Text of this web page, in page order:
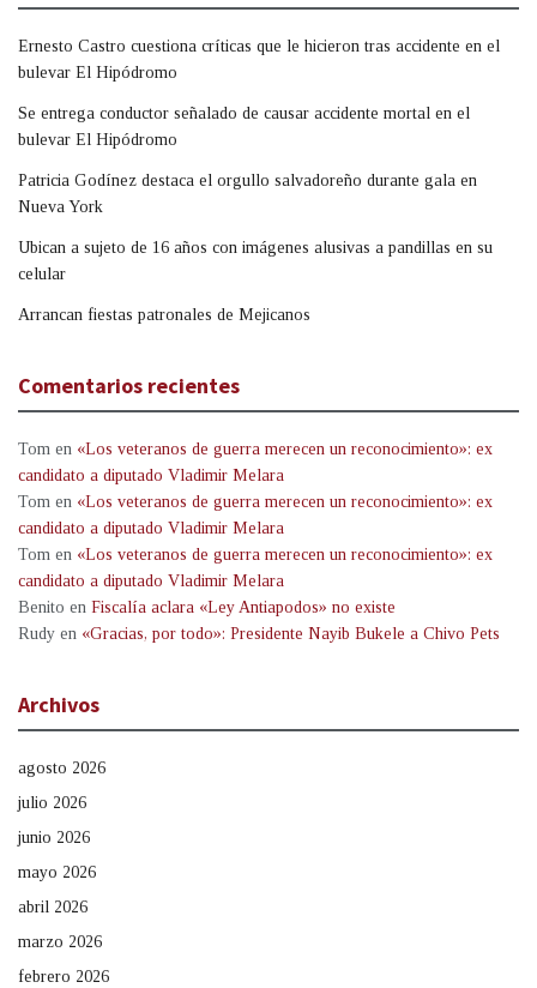
Ernesto Castro cuestiona críticas que le hicieron tras accidente en el
bulevar El Hipódromo
Se entrega conductor señalado de causar accidente mortal en el
bulevar El Hipódromo
Patricia Godínez destaca el orgullo salvadoreño durante gala en
Nueva York
Ubican a sujeto de 16 años con imágenes alusivas a pandillas en su
celular
Arrancan fiestas patronales de Mejicanos
Comentarios recientes
Tom en «Los veteranos de guerra merecen un reconocimiento»: ex
candidato a diputado Vladimir Melara
Tom en «Los veteranos de guerra merecen un reconocimiento»: ex
candidato a diputado Vladimir Melara
Tom en «Los veteranos de guerra merecen un reconocimiento»: ex
candidato a diputado Vladimir Melara
Benito en Fiscalía aclara «Ley Antiapodos» no existe
Rudy en «Gracias, por todo»: Presidente Nayib Bukele a Chivo Pets
Archivos
agosto 2026
julio 2026
junio 2026
mayo 2026
abril 2026
marzo 2026
febrero 2026